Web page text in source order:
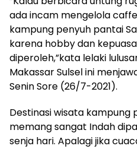
ada incam mengelola
kampung penyuh pantai
karena hobby dan
diperoleh,”kata lelaki
Makassar Sulsel ini
Senin Sore (26/7-2021).
Destinasi wisata kampung
memang sangat Indah
senja hari. Apalagi jika